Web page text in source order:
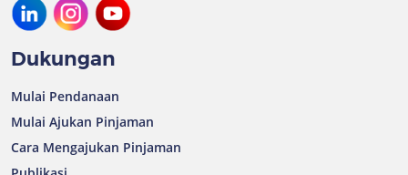
Dukungan
Mulai Pendanaan
Mulai Ajukan Pinjaman
Cara Mengajukan Pinjaman